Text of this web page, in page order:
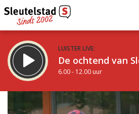
LUISTER LIVE:
De ochtend van
6.00 - 12.00 uur
De middag van Sleutelstad